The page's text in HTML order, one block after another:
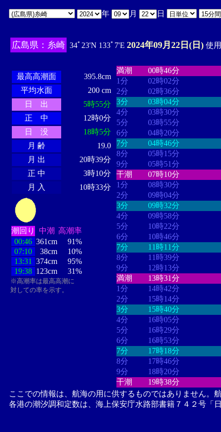
年 月 日
広島県：糸崎 34ﾟ23'N 133ﾟ7'E 2024年09月22日(日) 使
最高高潮面
395.8cm
平均水面
200 cm
日 出
5時55分
正 中
12時0分
日 没
18時5分
月 齢
19.0
月 出
20時39分
正 中
3時10分
月 入
10時33分
潮回り 中潮 高潮率
00:46 361cm
91%
07:10
38cm
10%
13:31
374cm
95%
19:38 123cm 31%
※高潮率は最高高潮に
対しての率を示す。
満潮
00時46分
1分
02時02分
2分
02時36分
3分
03時04分
4分
03時30分
5分
03時55分
6分
04時20分
7分
04時46分
8分
05時15分
9分
05時51分
干潮
07時10分
1分
08時30分
2分
09時04分
3分
09時32分
4分
09時58分
5分
10時22分
6分
10時46分
7分
11時11分
8分
11時39分
9分
12時13分
満潮
13時31分
1分
14時42分
2分
15時14分
3分
15時40分
4分
16時05分
5分
16時29分
6分
16時53分
7分
17時18分
8分
17時46分
9分
18時20分
干潮
19時38分
ここでの情報は、航海の用に供するものではありません。
各港の潮汐調和定数は、海上保安庁水路部書籍７４２号「